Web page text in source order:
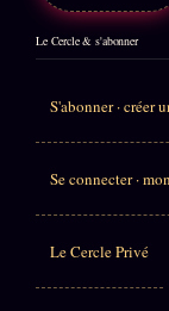
Le Cercle & s'abonner
S'abonner · créer
Se connecter ·
Le Cercle Privé